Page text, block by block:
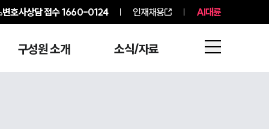
변호사상담 접수1660-0124 인재채용 AI대륜
구성원 소개 소식/자료